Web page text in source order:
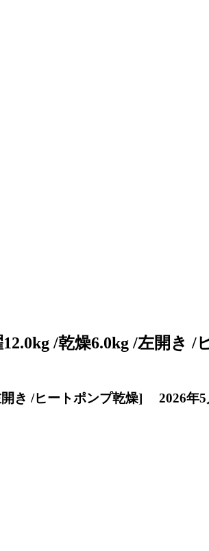
/乾燥6.0kg /左開き /
き /ヒートポンプ乾燥] 2026年